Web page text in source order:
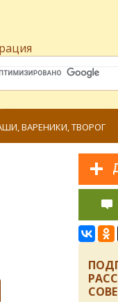
ВАРЕНИКИ, ТВОРОГ